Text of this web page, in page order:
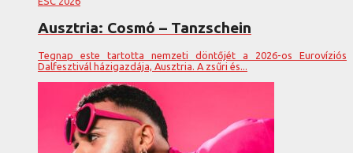
Ausztria: Cosmó – Tanzschein
Tegnap este tartotta nemzeti döntőjét a 2026-os Eurovíziós
Dalfesztivál házigazdája, Ausztria. A zsűri és...